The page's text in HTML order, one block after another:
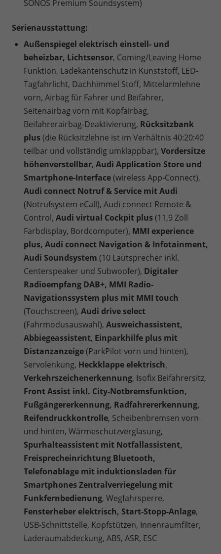
SONOS Premium Soundsystem)
Serienausstattung:
Außenspiegel elektrisch einstell- und
beheizbar, Lichtsensor, Coming/Leaving Home
Funktion, Ladekantenschutz in Kunststoff, LED-
Tagfahrlicht, Dachhimmel Stoff, Mittelarmlehne
vorn, Airbag für Fahrer und Beifahrer,
Seitenairbag vorn mit Kopfairbag,
Beifahrerairbag-Deaktivierung, Rücksitzbank
plus (die Rücksitzlehne ist im Verhältnis 40:20:40
teilbar und vollständig umklappbar), Vordersitze
höhenverstellbar, Audi Application Store und
Smartphone-Interface(wireless App-Connect),
Audi connect Notruf & Service mit Audi
(Notrufsystem eCall), Audi connect Remote &
Control, Audi virtual Cockpit plus (11,9 Zoll
Farbdisplay, Bordcomputer), MMI experience
plus, Audi connect Navigation & Infotainment,
Audi Soundsystem (10 Lautsprecher inkl.
Centerspeaker und Subwoofer), Digitaler
Radioempfang DAB+, MMI Radio-
Navigationssystem plus mit MMI touch
(Touchscreen), Audi drive select
(Fahrmodusauswahl), Ausweichassistent,
Abbiegeassistent, Einparkhilfe plus mit
Distanzanzeige(ParkPilot vorn und hinten),
Servolenkung, Heckklappe elektrisch,
Verkehrszeichenerkennung, Isofix Beifahrersitz,
Front Assist inkl. City-Notbremsfunktion,
Fußgängererkennung, Radfahrererkennung,
Reifendruckkontrolle, Scheibenbremsen vorn
und hinten, Wärmeschutzverglasung,
Spurhalteassistent mit Notfallassistent,
Freisprecheinrichtung Bluetooth,
Telefonablage mit induktionsladen für
Smartphones Zentralverriegelung mit
Funkfernbedienung, Wegfahrsperre,
Fensterheber elektrisch, Start-Stopp-Anlage,
USB-Schnittstelle, Kopfstützen, Innenraumfilter,
Laderaumabdeckung, ABS, ASR, ESC